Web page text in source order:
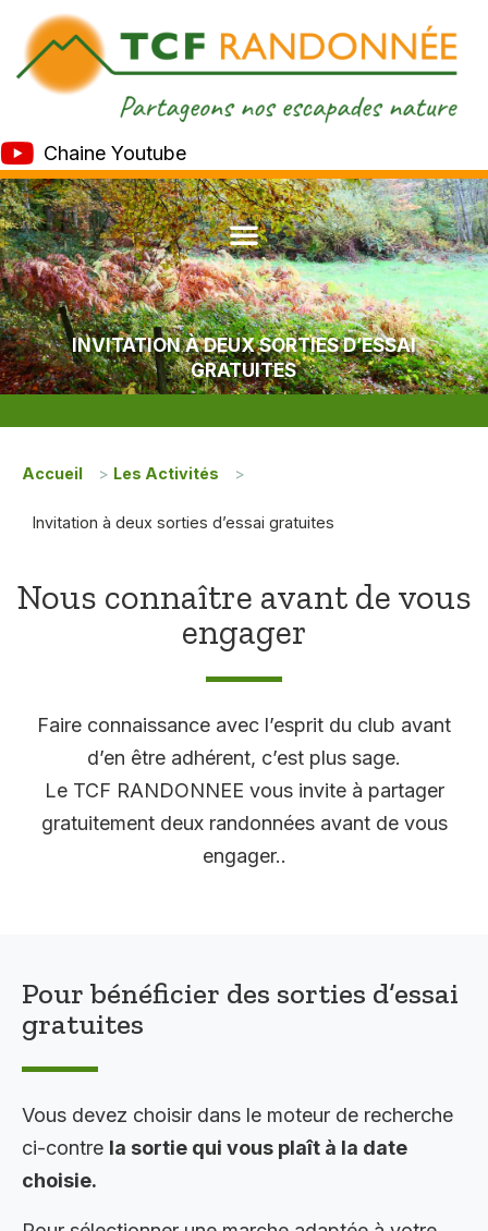
Chaine Youtube
INVITATION À DEUX SORTIES D’ESSAI
GRATUITES
Accueil > Les Activités >
Invitation à deux sorties d’essai gratuites
Nous connaître avant de vous
engager
Faire connaissance avec l’esprit du club avant
d’en être adhérent, c’est plus sage.
Le TCF RANDONNEE vous invite à partager
gratuitement deux randonnées avant de vous
engager..
Pour bénéficier des sorties d’essai
gratuites
Vous devez choisir dans le moteur de recherche
ci-contre la sortie qui vous plaît à la date
choisie.